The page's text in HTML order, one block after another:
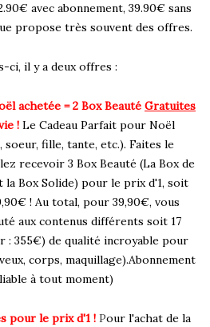
avec abonnement, 39.90€ sans
propose très souvent des offres.
ci, il y a deux offres :
achetée = 2 Box Beauté Gratuites
! Le Cadeau Parfait pour Noël
soeur, fille, tante, etc.). Faites le
recevoir 3 Box Beauté (La Box de
la Box Solide) pour le prix d'1, soit
! Au total, pour 39,90€, vous
aux contenus différents soit 17
: 355€) de qualité incroyable pour
corps, maquillage).Abonnement
à tout moment)
pour le prix d'1 ! Pour l'achat de la